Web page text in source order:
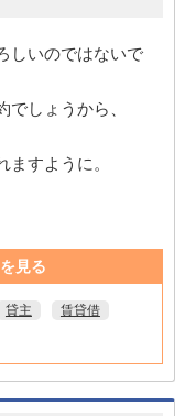
しいのではないで
しょうから、
すように。
見る
貸主
賃貸借